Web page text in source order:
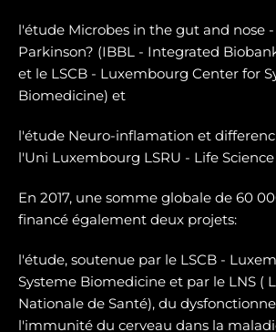
l'étude Microbes in the gut and nose -
Parkinson? (IBBL - Integrated
et le LSCB - Luxembourg Center for
Biomedicine) et
l'étude Neuro-inflamation et
l'Uni Luxembourg LSRU - Life
En 2017, une somme globale de 60
financé également deux projets:
l'étude, soutenue par le LSCB -
Systeme Biomedicine et par le LNS (
Nationale de Santé), du
l'immunité du cerveau dans la